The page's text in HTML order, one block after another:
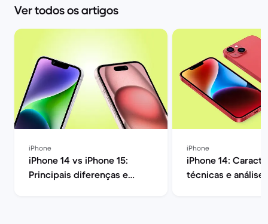
Ver todos os artigos
iPhone
iPhone 14 vs iPhone 15:
Principais diferenças e
iPhone
iPhone 14:
técnicas e